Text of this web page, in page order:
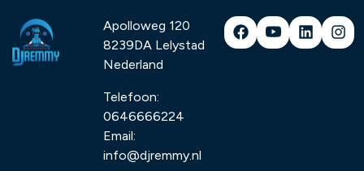
Apolloweg 120
8239DA Lelystad
Nederland
Telefoon:
0646666224
Email:
info@djremmy.nl